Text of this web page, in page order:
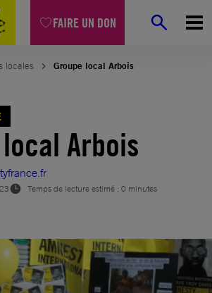
FAIRE UN DON
locales Groupe local Arbois
Arbois
Temps de lecture estimé : 0 minutes